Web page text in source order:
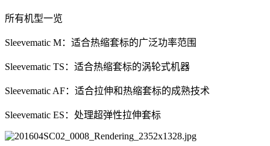
所有机型一览
Sleevematic M：适合热缩套标的广泛功率范围
Sleevematic TS：适合热缩套标的涡轮式机器
Sleevematic AF：适合拉伸和热缩套标的成熟技术
Sleevematic ES：处理超弹性拉伸套标